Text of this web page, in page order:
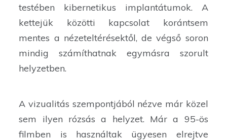
testében kibernetikus implantátumok. A
kettejük közötti kapcsolat korántsem
mentes a nézeteltérésektől, de végső soron
mindig számíthatnak egymásra szorult
helyzetben.
A vizualitás szempontjából nézve már közel
sem ilyen rózsás a helyzet. Már a 95-ös
filmben is használtak ügyesen elrejtve